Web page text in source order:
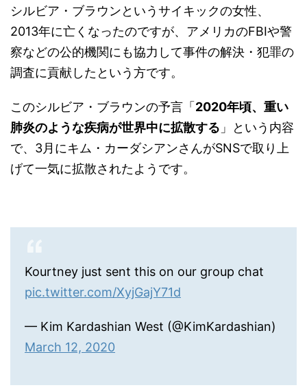
シルビア・ブラウンというサイキックの女性、
2013年に亡くなったのですが、アメリカのFBIや警
察などの公的機関にも協力して事件の解決・犯罪の
調査に貢献したという方です。
このシルビア・ブラウンの予言「 2020年頃、重い
肺炎のような疾病が世界中に拡散する 」という内容
で、3月にキム・カーダシアンさんがSNSで取り上
げて一気に拡散されたようです。
Kourtney just sent this on our group chat
pic.twitter.com/XyjGajY71d
— Kim Kardashian West (@KimKardashian)
March 12, 2020